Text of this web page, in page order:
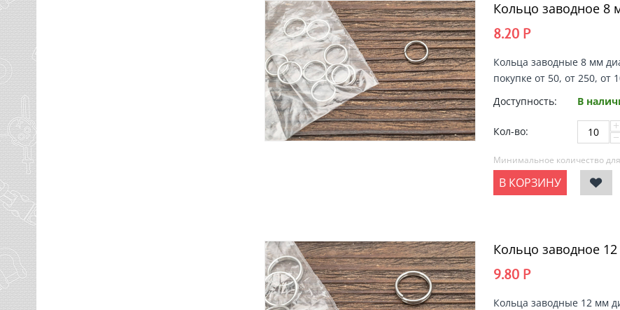
Кольцо заводное 8
8.20 Р
Кольца заводные 8 мм
покупке от 50, от 250, от
Доступность:
В
Кол-во: +
−
Минимальное количество
В КОРЗИНУ
Кольцо заводное
9.80 Р
Кольца заводные 12 мм